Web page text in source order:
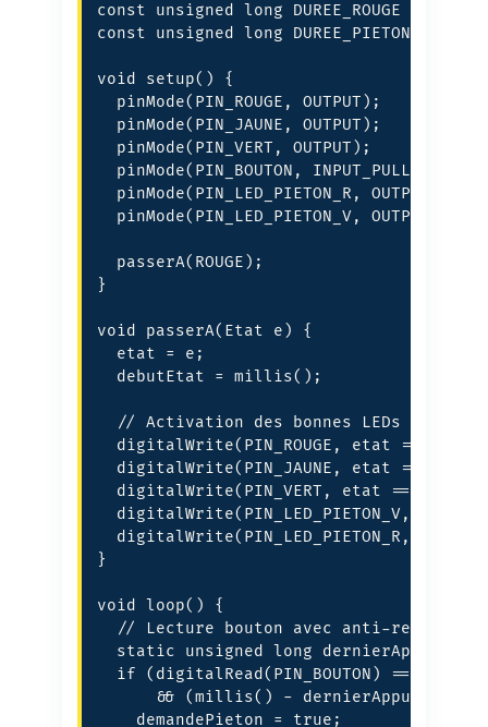
const unsigned long DUREE_ROUGE = 30000;
const unsigned long DUREE_PIETON =
void setup() {
  pinMode(PIN_ROUGE, OUTPUT);
  pinMode(PIN_JAUNE, OUTPUT);
  pinMode(PIN_VERT, OUTPUT);
  pinMode(PIN_BOUTON, INPUT_PULLUP);
  pinMode(PIN_LED_PIETON_R, OUTPUT);
  pinMode(PIN_LED_PIETON_V, OUTPUT);
  passerA(ROUGE);
}
void passerA(Etat e) {
  etat = e;
  debutEtat = millis();
// Activation des bonnes LEDs selon
digitalWrite(PIN_ROUGE, etat ==
digitalWrite(PIN_JAUNE, etat ==
  digitalWrite(PIN_VERT, etat == VERT);
digitalWrite(PIN_LED_PIETON_V, etat
digitalWrite(PIN_LED_PIETON_R, etat
}
void loop() {
// Lecture bouton avec anti-rebond
  static unsigned long dernierAppui = 0;
  if (digitalRead(PIN_BOUTON) == LOW
&& (millis() - dernierAppui) >
    demandePieton = true;